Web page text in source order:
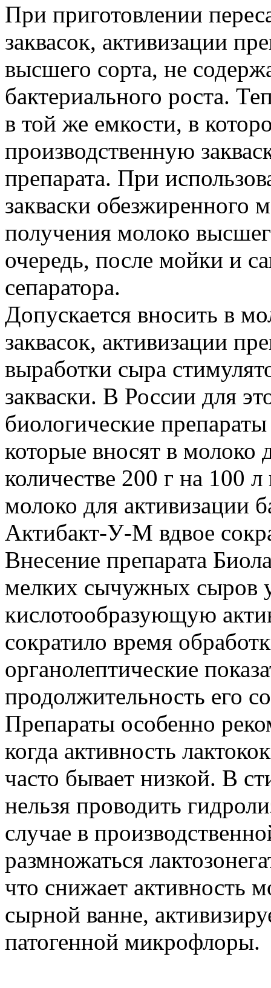
При приготовлении
заквасок, активизации
высшего сорта, не
бактериального роста.
в той же емкости, в
производственную
препарата. При
закваски обезжиренного
получения молоко
очередь, после мойки и
сепаратора.
Допускается вносить в
заквасок, активизации
выработки сыра
закваски. В России для
биологические
которые вносят в молоко
количестве 200 г на 100
молоко для активизации
Актибакт-У-М вдвое
Внесение препарата
мелких сычужных сыров
кислотообразующую
сократило время
органолептические
продолжительность его
Препараты особенно
когда активность
часто бывает низкой. В
нельзя проводить
случае в
размножаться
что снижает активность
сырной ванне,
патогенной микрофлоры.